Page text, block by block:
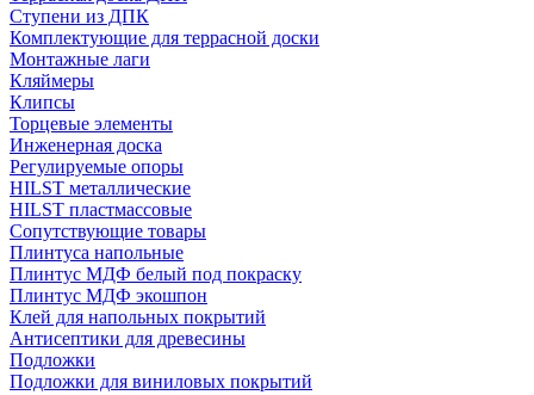
Ступени из ДПК
Комплектующие для террасной доски
Монтажные лаги
Кляймеры
Клипсы
Торцевые элементы
Инженерная доска
Регулируемые опоры
HILST металлические
HILST пластмассовые
Сопутствующие товары
Плинтуса напольные
Плинтус МДФ белый под покраску
Плинтус МДФ экошпон
Клей для напольных покрытий
Антисептики для древесины
Подложки
Подложки для виниловых покрытий